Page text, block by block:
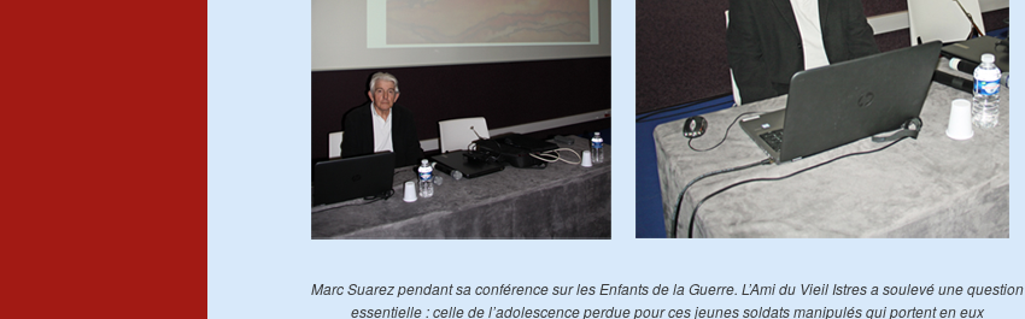
Marc Suarez pendant sa conférence sur les Enfants de la Guerre. L’Ami du Vieil Istres a soulevé une question
essentielle : celle de l’adolescence perdue pour ces jeunes soldats manipulés qui portent en eux